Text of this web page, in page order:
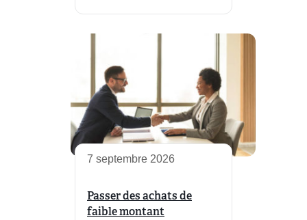
7 septembre 2026
Passer des achats de
faible montant